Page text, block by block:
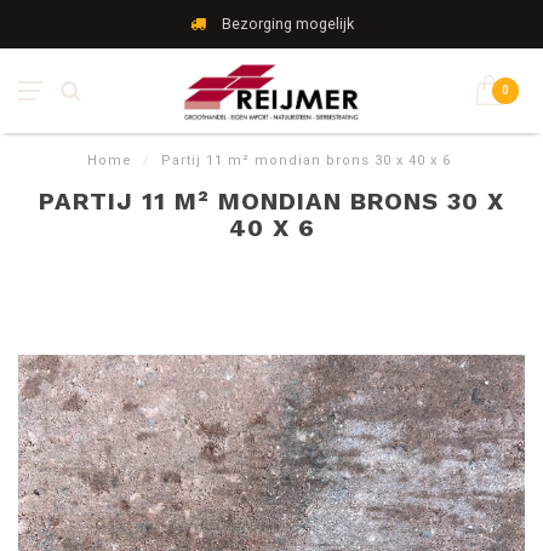
Bezorging mogelijk
0
Home / Partij 11 m² mondian brons 30 x 40 x 6
PARTIJ 11 M² MONDIAN BRONS 30 X
40 X 6